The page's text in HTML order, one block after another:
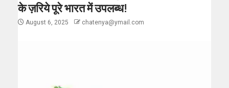
के ज़रिये पूरे भारत में उपलब्ध!
August 6, 2025 chatenya@ymail.com